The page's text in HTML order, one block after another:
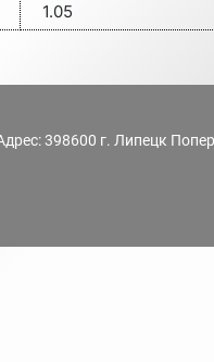
1.05
398600 г. Липецк